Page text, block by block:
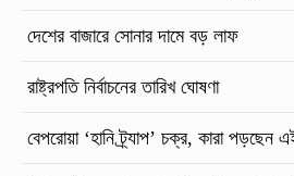
দেশের বাজারে সোনার দামে বড় লাফ
রাষ্ট্রপতি নির্বাচনের তারিখ ঘোষণা
বেপরোয়া ‘হানি ট্র্যাপ’ চক্র, কারা পড়ছেন